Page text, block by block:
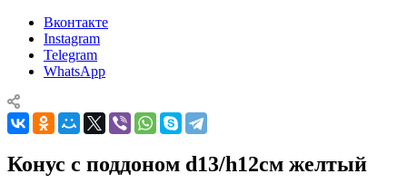
Вконтакте
Instagram
Telegram
WhatsApp
Конус с поддоном d13/h12см желтый